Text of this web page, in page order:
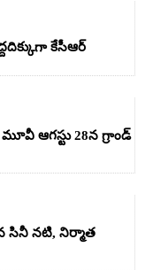
కేసీఆర్
ఆగస్టు 28న గ్రాండ్
సినీ నటి, నిర్మాత